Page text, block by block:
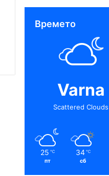
Времето
Varna
Scattered Clouds
25 ℃
пт
34 ℃
сб